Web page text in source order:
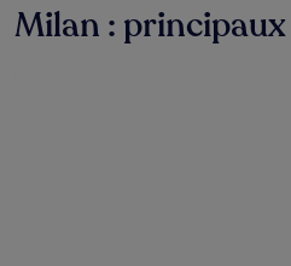
Milan :